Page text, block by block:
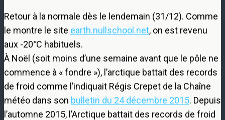
Retour à la normale dès le lendemain (31/12). Comme
le montre le site earth.nullschool.net, on est revenu
aux -20°C habituels.
À Noël (soit moins d’une semaine avant que le pôle ne
commence à « fondre »), l’arctique battait des records
de froid comme l’indiquait Régis Crepet de la Chaîne
météo dans son bulletin du 24 décembre 2015. Depuis
l’automne 2015, l’Arctique battait des records de froid